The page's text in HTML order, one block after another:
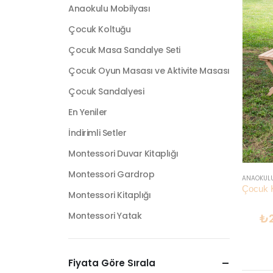
₺
Anaokulu Mobilyası
Çocuk Koltuğu
Çocuk Masa Sandalye Seti
Çocuk Oyun Masası ve Aktivite Masası
Çocuk Sandalyesi
En Yeniler
İndirimli Setler
Montessori Duvar Kitaplığı
Montessori Gardrop
Montessori Kitaplığı
Montessori Yatak
Fiyata Göre Sırala